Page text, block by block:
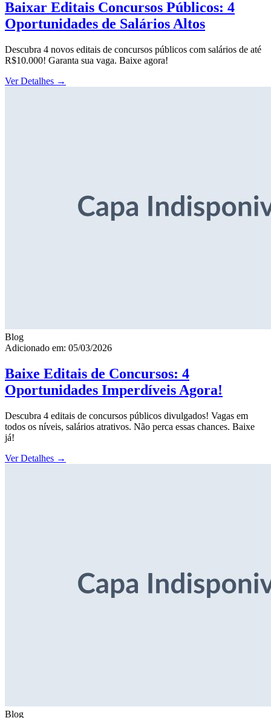
Baixar Editais Concursos Públicos: 4
Oportunidades de Salários Altos
Descubra 4 novos editais de concursos públicos com salários de até
R$10.000! Garanta sua vaga. Baixe agora!
Ver Detalhes →
Blog
Adicionado em: 05/03/2026
Baixe Editais de Concursos: 4
Oportunidades Imperdíveis Agora!
Descubra 4 editais de concursos públicos divulgados! Vagas em
todos os níveis, salários atrativos. Não perca essas chances. Baixe
já!
Ver Detalhes →
Blog